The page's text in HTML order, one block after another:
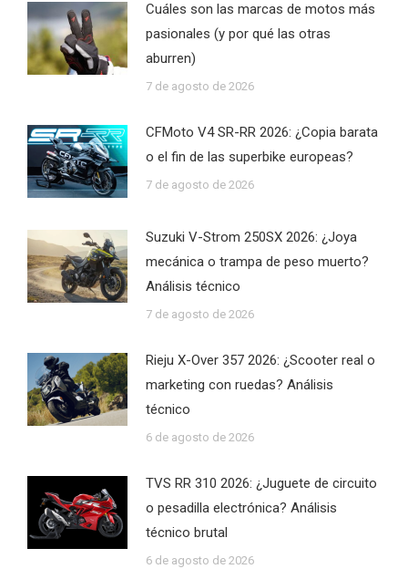
Cuáles son las marcas de motos más
pasionales (y por qué las otras
aburren)
7 de agosto de 2026
CFMoto V4 SR-RR 2026: ¿Copia barata
o el fin de las superbike europeas?
7 de agosto de 2026
Suzuki V-Strom 250SX 2026: ¿Joya
mecánica o trampa de peso muerto?
Análisis técnico
7 de agosto de 2026
Rieju X-Over 357 2026: ¿Scooter real o
marketing con ruedas? Análisis
técnico
6 de agosto de 2026
TVS RR 310 2026: ¿Juguete de circuito
o pesadilla electrónica? Análisis
técnico brutal
6 de agosto de 2026